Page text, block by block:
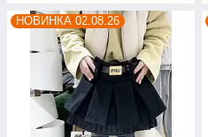
НОВИНКА 02.08.26